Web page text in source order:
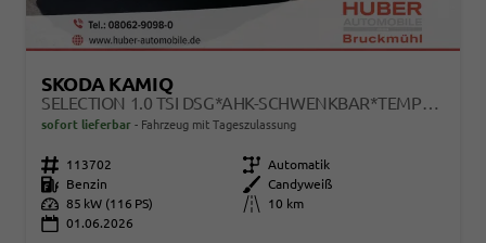
SKODA KAMIQ
SELECTION 1.0 TSI DSG*AHK-SCHWENKBAR*TEMPOMAT*PDC-HINTEN*KEYLESS-GO*SHZ*
sofort lieferbar Fahrzeug mit Tageszulassung
Fahrzeugnr. 113702 Getriebe Automatik
Kraftstoff
Benzin Außenfarbe
Candyweiß
Leistung 85 kW (116 PS) Kilometerstand
10 km
01.06.2026